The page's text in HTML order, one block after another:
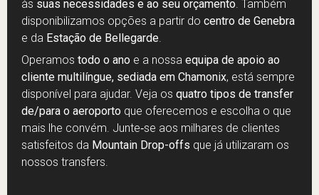
às suas necessidades e ao seu orçamento. Também
disponibilizamos opções a partir do centro de Genebra
e da Estação de Bellegarde.
Operamos todo o ano e a nossa equipa de apoio ao
cliente multilíngue, sediada em Chamonix, está sempre
disponível para ajudar. Veja os quatro tipos de transfer
de/para o aeroporto que oferecemos e escolha o que
mais lhe convém. Junte‑se aos milhares de clientes
satisfeitos da Mountain Drop-offs que já utilizaram os
nossos transfers.